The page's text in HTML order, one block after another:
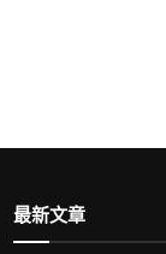
最新文章